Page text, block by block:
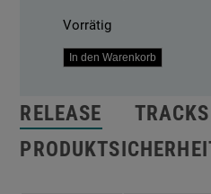
Vorrätig
Die
In den Warenkorb
RELEASE
TRACKS